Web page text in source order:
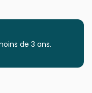
- Cottages et
de 3 ans.